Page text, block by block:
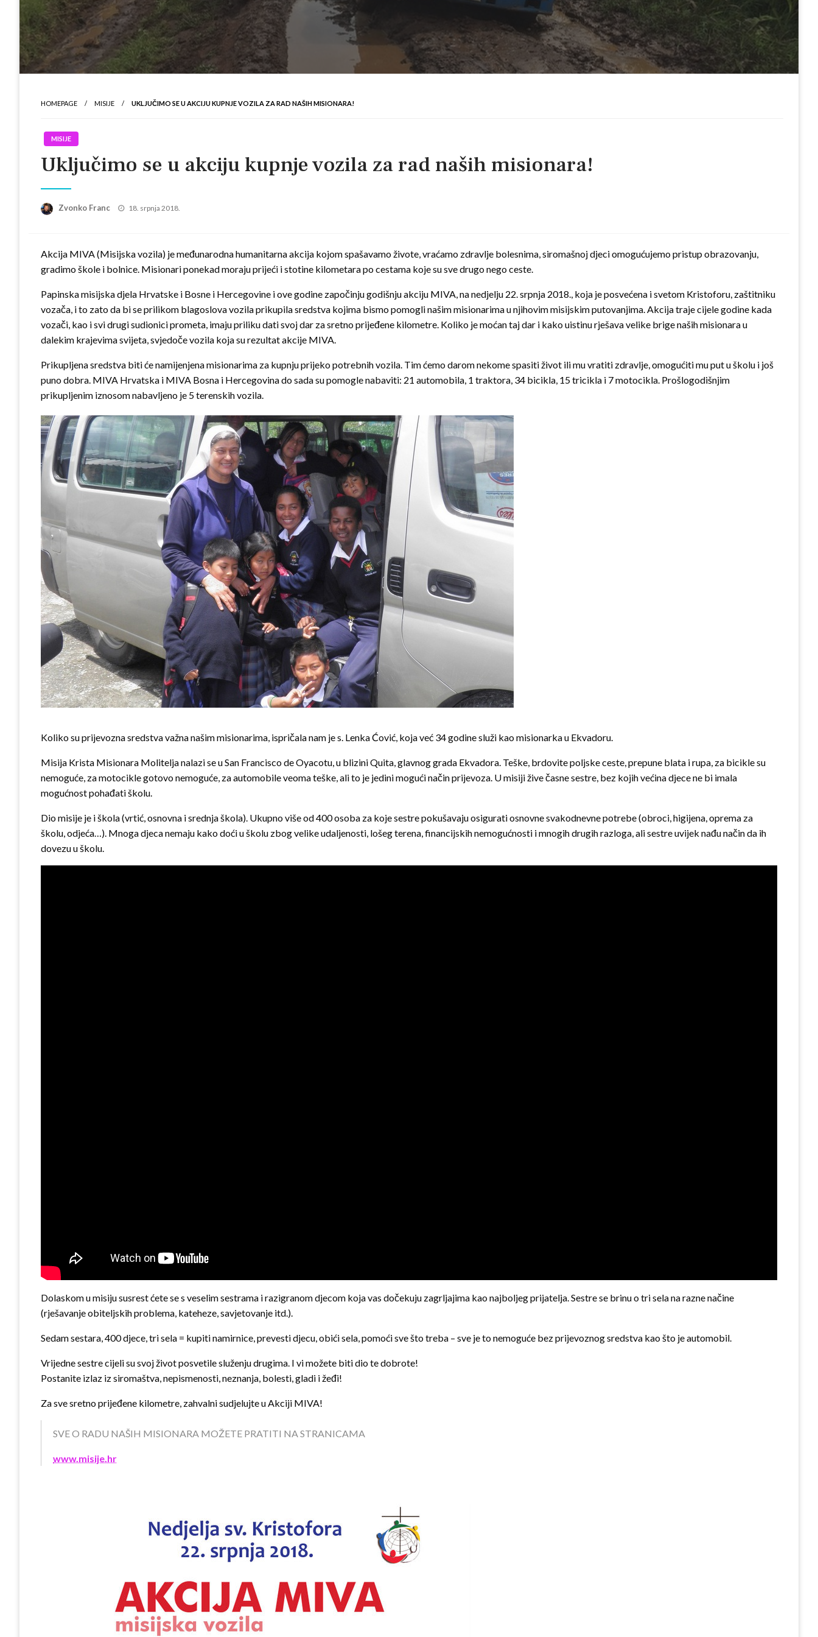
HOMEPAGE MISIJE UKLJUČIMO SE U AKCIJU KUPNJE VOZILA ZA RAD NAŠIH MISIONARA!
MISIJE
Uključimo se u akciju kupnje vozila za rad naših misionara!
Zvonko Franc
Posted
18. srpnja 2018.
Akcija MIVA (Misijska vozila) je međunarodna humanitarna akcija kojom spašavamo živote, vraćamo zdravlje bolesnima, siromašnoj djeci omogućujemo pristup obrazovanju,
gradimo škole i bolnice. Misionari ponekad moraju prijeći i stotine kilometara po cestama koje su sve drugo nego ceste.
Papinska misijska djela Hrvatske i Bosne i Hercegovine i ove godine započinju godišnju akciju MIVA, na nedjelju 22. srpnja 2018., koja je posvećena i svetom Kristoforu, zaštitniku
vozača, i to zato da bi se prilikom blagoslova vozila prikupila sredstva kojima bismo pomogli našim misionarima u njihovim misijskim putovanjima. Akcija traje cijele godine kada
vozači, kao i svi drugi sudionici prometa, imaju priliku dati svoj dar za sretno prijeđene kilometre. Koliko je moćan taj dar i kako uistinu rješava velike brige naših misionara u
dalekim krajevima svijeta, svjedoče vozila koja su rezultat akcije MIVA.
Prikupljena sredstva biti će namijenjena misionarima za kupnju prijeko potrebnih vozila. Tim ćemo darom nekome spasiti život ili mu vratiti zdravlje, omogućiti mu put u školu i još
puno dobra. MIVA Hrvatska i MIVA Bosna i Hercegovina do sada su pomogle nabaviti: 21 automobila, 1 traktora, 34 bicikla, 15 tricikla i 7 motocikla. Prošlogodišnjim
prikupljenim iznosom nabavljeno je 5 terenskih vozila.
Koliko su prijevozna sredstva važna našim misionarima, ispričala nam je s. Lenka Ćović, koja već 34 godine služi kao misionarka u Ekvadoru.
Misija Krista Misionara Molitelja nalazi se u San Francisco de Oyacotu, u blizini Quita, glavnog grada Ekvadora. Teške, brdovite poljske ceste, prepune blata i rupa, za bicikle su
nemoguće, za motocikle gotovo nemoguće, za automobile veoma teške, ali to je jedini mogući način prijevoza. U misiji žive časne sestre, bez kojih većina djece ne bi imala
mogućnost pohađati školu.
Dio misije je i škola (vrtić, osnovna i srednja škola). Ukupno više od 400 osoba za koje sestre pokušavaju osigurati osnovne svakodnevne potrebe (obroci, higijena, oprema za
školu, odjeća…). Mnoga djeca nemaju kako doći u školu zbog velike udaljenosti, lošeg terena, financijskih nemogućnosti i mnogih drugih razloga, ali sestre uvijek nađu način da ih
dovezu u školu.
Dolaskom u misiju susrest ćete se s veselim sestrama i razigranom djecom koja vas dočekuju zagrljajima kao najboljeg prijatelja. Sestre se brinu o tri sela na razne načine
(rješavanje obiteljskih problema, kateheze, savjetovanje itd.).
Sedam sestara, 400 djece, tri sela = kupiti namirnice, prevesti djecu, obići sela, pomoći sve što treba – sve je to nemoguće bez prijevoznog sredstva kao što je automobil.
Vrijedne sestre cijeli su svoj život posvetile služenju drugima. I vi možete biti dio te dobrote!
Postanite izlaz iz siromaštva, nepismenosti, neznanja, bolesti, gladi i žeđi!
Za sve sretno prijeđene kilometre, zahvalni sudjelujte u Akciji MIVA!
SVE O RADU NAŠIH MISIONARA MOŽETE PRATITI NA STRANICAMA
www.misije.hr